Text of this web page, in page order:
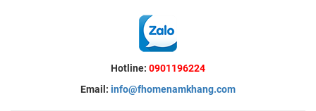
Hotline: 0901196224
Email: info@fhomenamkhang.com